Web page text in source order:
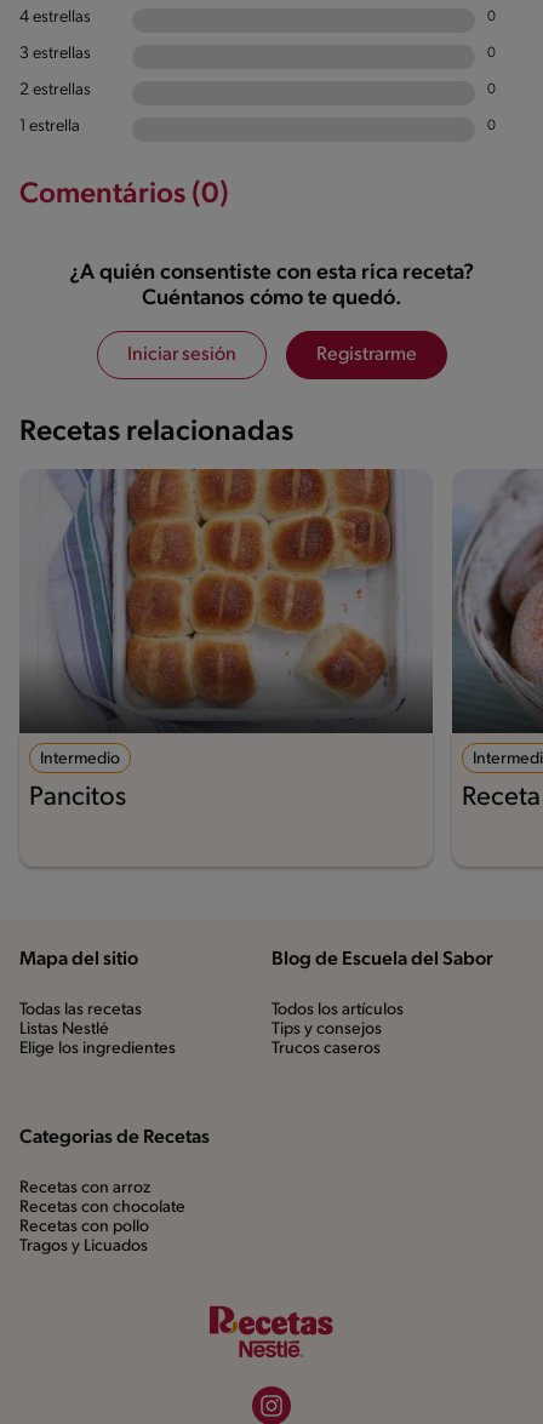
4 estrellas 0
3 estrellas 0
2 estrellas 0
1 estrella 0
Comentários (0)
¿A quién consentiste con esta rica receta?
Cuéntanos cómo te quedó.
Iniciar sesión Registrarme
Recetas relacionadas
Intermedio
Pancitos
Mapa del sitio
Todas las recetas
Listas Nestlé
Elige los ingredientes
Blog de Escuela del Sabor
Todos los artículos
Tips y consejos
Trucos caseros
Categorias de Recetas
Recetas con arroz
Recetas con chocolate
Recetas con pollo
Tragos y Licuados